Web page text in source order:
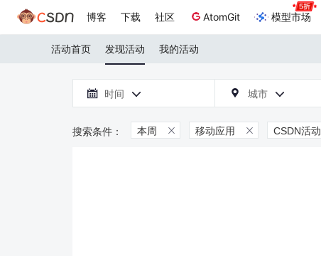
博客 下载 社区 AtomGit 模型市场
活动首页 发现活动 我的活动
 时间   城市 
本周  移动应用  CSDN活动